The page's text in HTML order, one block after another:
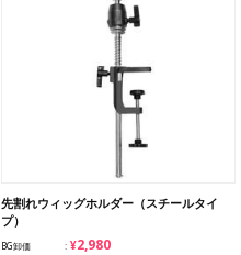
先割れウィッグホルダー（スチールタイ
プ）
BG卸価 ¥2,980